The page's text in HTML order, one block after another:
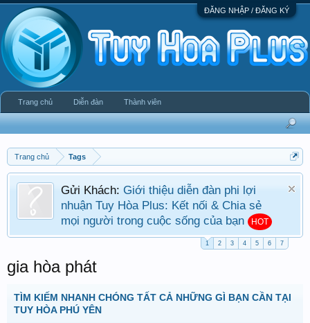
ĐĂNG NHẬP / ĐĂNG KÝ
Trang chủ Tags
Gửi Khách: Giới thiệu diễn đàn phi lợi
nhuận Tuy Hòa Plus: Kết nối & Chia sẻ
mọi người trong cuộc sống của bạn
HOT
1 2 3 4 5 6 7
gia hòa phát
TÌM KIẾM NHANH CHÓNG TẤT CẢ NHỮNG GÌ BẠN CẦN TẠI
TUY HÒA PHÚ YÊN
Trang chủ Diễn đàn Thành viên